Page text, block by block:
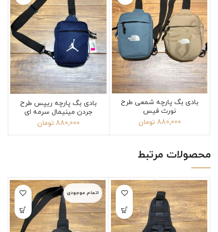
بادی بگ پارچه شمعی طرح
نورث فیس
880,000 تومان
بادی بگ پارچه ریپس طرح
جردن مینیمال سرمه ای
880,000 تومان
محصولات مرتبط
اتمام موجودی